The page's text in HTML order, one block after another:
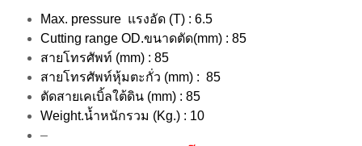
Max. pressure แรงอัด (T) : 6.5
Cutting range OD.ขนาดตัด(mm) : 85
สายโทรศัพท์ (mm) : 85
สายโทรศัพท์หุ้มตะกั่ว (mm) : 85
ตัดสายเคเบิ้ลใต้ดิน (mm) : 85
Weight.น้ำหนักรวม (Kg.) : 10
–